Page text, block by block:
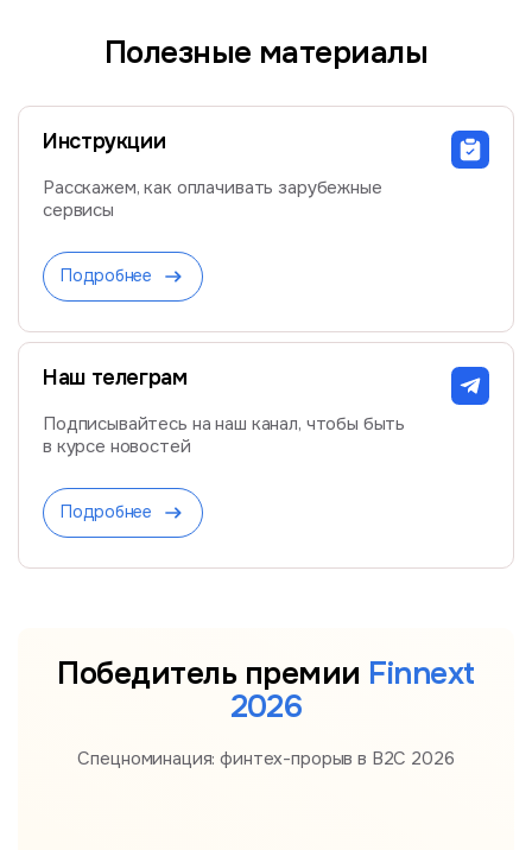
Полезные материалы
Инструкции
Расскажем, как оплачивать зарубежные
сервисы
Подробнее
Наш телеграм
Подписывайтесь на наш канал, чтобы быть
в курсе новостей
Подробнее
Победитель премии Finnext
2026
Спецноминация: финтех-прорыв в B2С 2026